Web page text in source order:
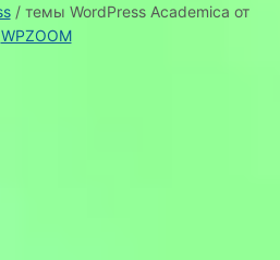
/ темы WordPress Academica от
WPZOOM